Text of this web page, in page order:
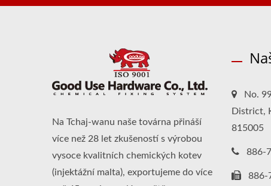
Na Tchaj-wanu naše továrna přináší
více než 28 let zkušeností s výrobou
vysoce kvalitních chemických kotev
(injektážní malta), exportujeme do více
No.
District,
815005
886-
886-